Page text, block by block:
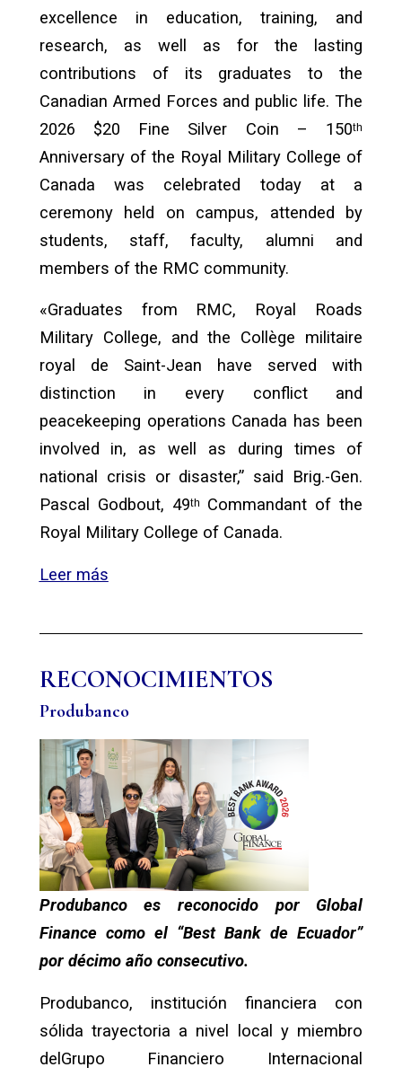
excellence in education, training, and
research, as well as for the lasting
contributions of its graduates to the
Canadian Armed Forces and public life. The
2026 $20 Fine Silver Coin – 150ᵗʰ
Anniversary of the Royal Military College of
Canada was celebrated today at a
ceremony held on campus, attended by
students, staff, faculty, alumni and
members of the RMC community.
«Graduates from RMC, Royal Roads
Military College, and the Collège militaire
royal de Saint-Jean have served with
distinction in every conflict and
peacekeeping operations Canada has been
involved in, as well as during times of
national crisis or disaster,” said Brig.-Gen.
Pascal Godbout, 49ᵗʰ Commandant of the
Royal Military College of Canada.
Leer más
RECONOCIMIENTOS
Produbanco
Produbanco es reconocido por Global
Finance como el “Best Bank de Ecuador”
por décimo año consecutivo.
Produbanco, institución financiera con
sólida trayectoria a nivel local y miembro
delGrupo Financiero Internacional